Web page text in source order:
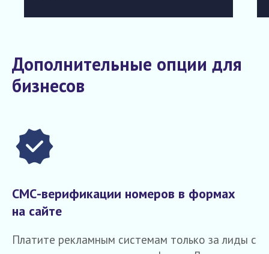
Дополнительные опции для
бизнесов
СМС-верификации номеров в формах
на сайте
Платите рекламным системам только за лиды с